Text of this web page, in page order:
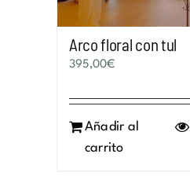
Arco floral con tul
395,00€
Añadir al
carrito